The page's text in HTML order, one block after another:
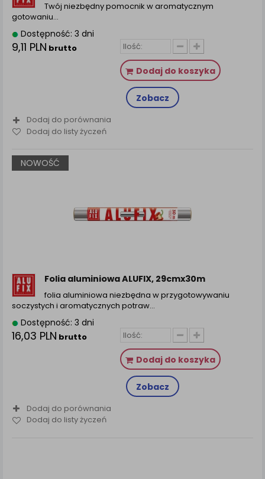
Twój niezbędny pomocnik w aromatycznym
gotowaniu…
Dostępność: 3 dni
9,11 PLN brutto
Dodaj do koszyka
Zobacz
Dodaj do porównania
Dodaj do listy życzeń
NOWOŚĆ
Folia aluminiowa ALUFIX, 29cmx30m
folia aluminiowa niezbędna w przygotowywaniu
soczystych i aromatycznych potraw…
Dostępność: 3 dni
16,03 PLN brutto
Dodaj do koszyka
Zobacz
Dodaj do porównania
Dodaj do listy życzeń